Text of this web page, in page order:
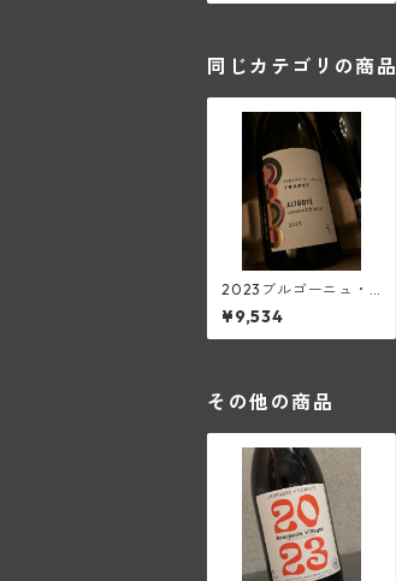
同じカテゴリの商品
2023ブルゴーニュ・
アリゴテ・スー・シャ
トレ(ピエール・エ・
ルイ・トラペ)
¥9,534
その他の商品